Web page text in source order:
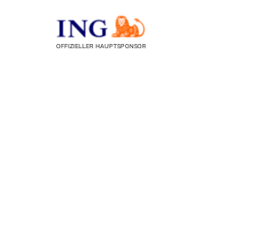
OFFIZIELLER HAUPTSPONSOR